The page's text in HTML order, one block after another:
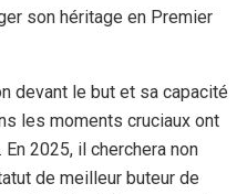
son héritage en Premier
devant le but et sa capacité
les moments cruciaux ont
2025, il cherchera non
de meilleur buteur de